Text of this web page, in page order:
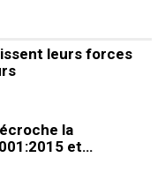
leurs forces
la
et…